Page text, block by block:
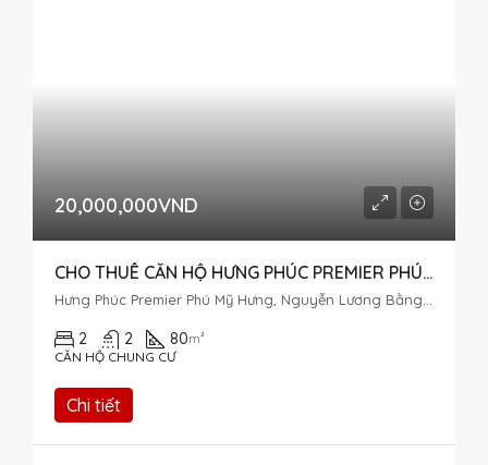
20,000,000VND
CHO THUÊ CĂN HỘ HƯNG PHÚC PREMIER PHÚ MỸ HƯNG – 2PN
2 2 80m²
CĂN HỘ CHUNG CƯ
Chi tiết